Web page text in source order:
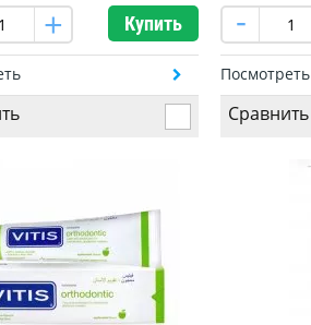
Купить
Посмотреть
Сравнить